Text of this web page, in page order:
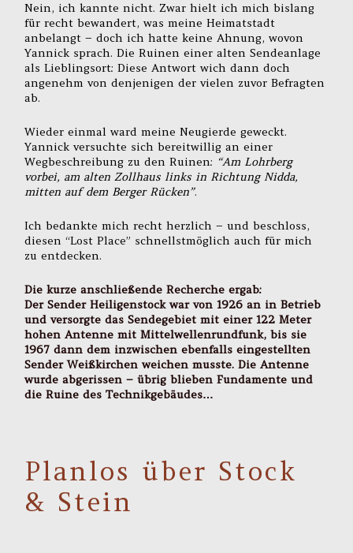
Nein, ich kannte nicht. Zwar hielt ich mich bislang
für recht bewandert, was meine Heimatstadt
anbelangt – doch ich hatte keine Ahnung, wovon
Yannick sprach. Die Ruinen einer alten Sendeanlage
als Lieblingsort: Diese Antwort wich dann doch
angenehm von denjenigen der vielen zuvor Befragten
ab.
Wieder einmal ward meine Neugierde geweckt.
Yannick versuchte sich bereitwillig an einer
Wegbeschreibung zu den Ruinen: “Am Lohrberg
vorbei, am alten Zollhaus links in Richtung Nidda,
mitten auf dem Berger Rücken”.
Ich bedankte mich recht herzlich – und beschloss,
diesen “Lost Place” schnellstmöglich auch für mich
zu entdecken.
Die kurze anschließende Recherche ergab:
Der Sender Heiligenstock war von 1926 an in Betrieb
und versorgte das Sendegebiet mit einer 122 Meter
hohen Antenne mit Mittelwellenrundfunk, bis sie
1967 dann dem inzwischen ebenfalls eingestellten
Sender Weißkirchen weichen musste. Die Antenne
wurde abgerissen – übrig blieben Fundamente und
die Ruine des Technikgebäudes…
Planlos über Stock
& Stein